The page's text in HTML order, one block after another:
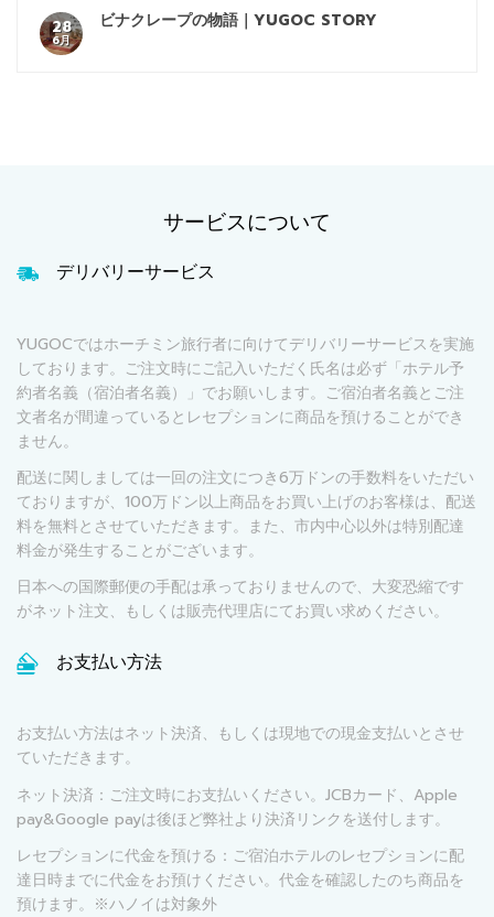
28
6月
ビナクレープの物語｜YUGOC STORY
サービスについて
デリバリーサービス
YUGOCではホーチミン旅行者に向けてデリバリーサービスを実施
しております。ご注文時にご記入いただく氏名は必ず「ホテル予
約者名義（宿泊者名義）」でお願いします。ご宿泊者名義とご注
文者名が間違っているとレセプションに商品を預けることができ
ません。
配送に関しましては一回の注文につき6万ドンの手数料をいただい
ておりますが、100万ドン以上商品をお買い上げのお客様は、配送
料を無料とさせていただきます。また、市内中心以外は特別配達
料金が発生することがございます。
日本への国際郵便の手配は承っておりませんので、大変恐縮です
がネット注文、もしくは販売代理店にてお買い求めください。
お支払い方法
お支払い方法はネット決済、もしくは現地での現金支払いとさせ
ていただきます。
ネット決済：ご注文時にお支払いください。JCBカード、Apple
pay&Google payは後ほど弊社より決済リンクを送付します。
レセプションに代金を預ける：ご宿泊ホテルのレセプションに配
達日時までに代金をお預けください。代金を確認したのち商品を
預けます。※ハノイは対象外